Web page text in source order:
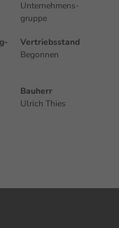
Unternehmens­
gruppe
Vertriebs­stand
Begonnen
Bauherr
Ulrich Thies